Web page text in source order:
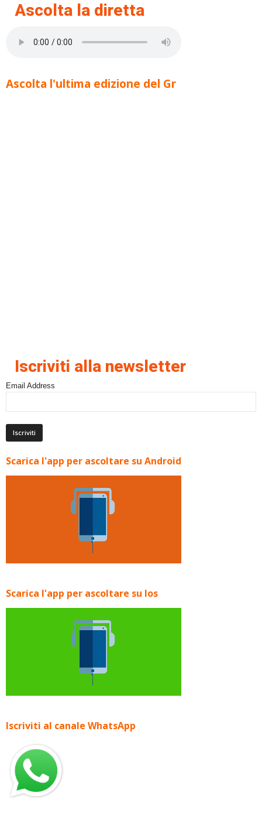
Ascolta la diretta
Ascolta l'ultima edizione del Gr
Iscriviti alla newsletter
Email Address
Scarica l'app per ascoltare su Android
Scarica l'app per ascoltare su Ios
Iscriviti al canale WhatsApp